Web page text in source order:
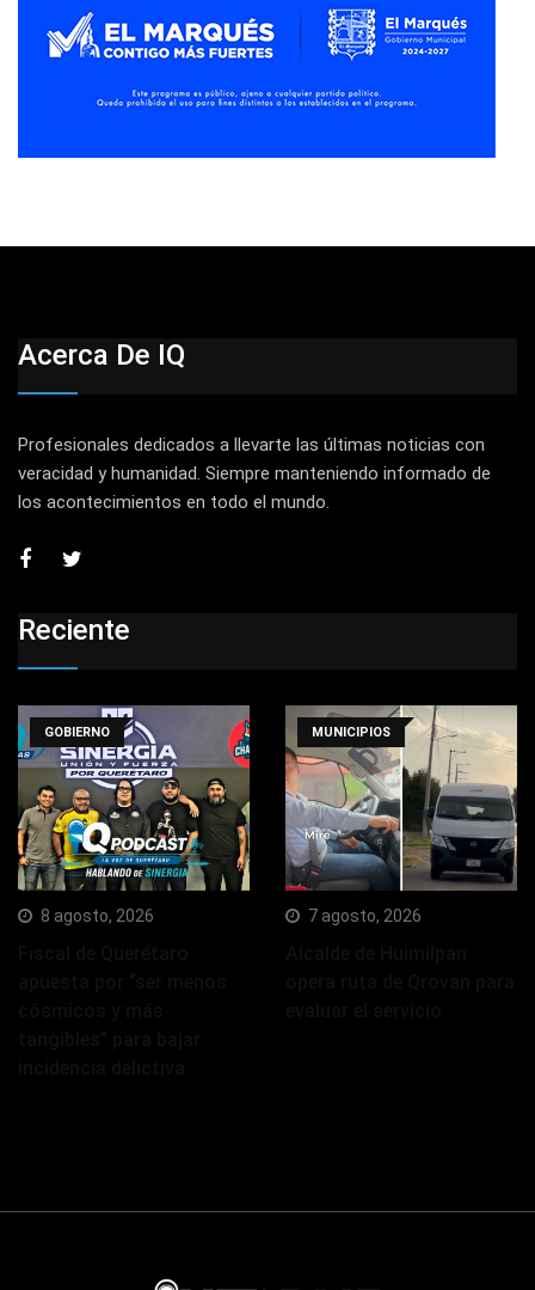
Acerca De IQ
Profesionales dedicados a llevarte las últimas noticias con
veracidad y humanidad. Siempre manteniendo informado de
los acontecimientos en todo el mundo.
Reciente
GOBIERNO
8 agosto, 2026
MUNICIPIOS
7 agosto, 2026